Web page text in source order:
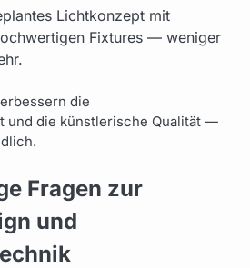
Lichtkonzept mit
Fixtures — weniger
die
und die künstlerische Qualität —
Fragen zur
und